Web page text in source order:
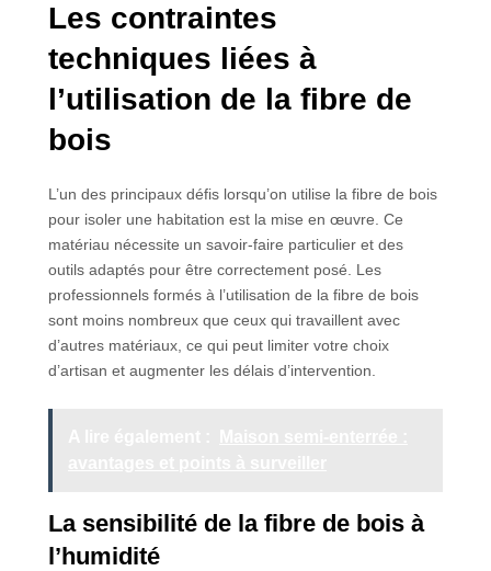
Les contraintes
techniques liées à
l’utilisation de la fibre de
bois
L’un des principaux défis lorsqu’on utilise la fibre de bois
pour isoler une habitation est la mise en œuvre. Ce
matériau nécessite un savoir-faire particulier et des
outils adaptés pour être correctement posé. Les
professionnels formés à l’utilisation de la fibre de bois
sont moins nombreux que ceux qui travaillent avec
d’autres matériaux, ce qui peut limiter votre choix
d’artisan et augmenter les délais d’intervention.
La sensibilité de la fibre de bois à
l’humidité